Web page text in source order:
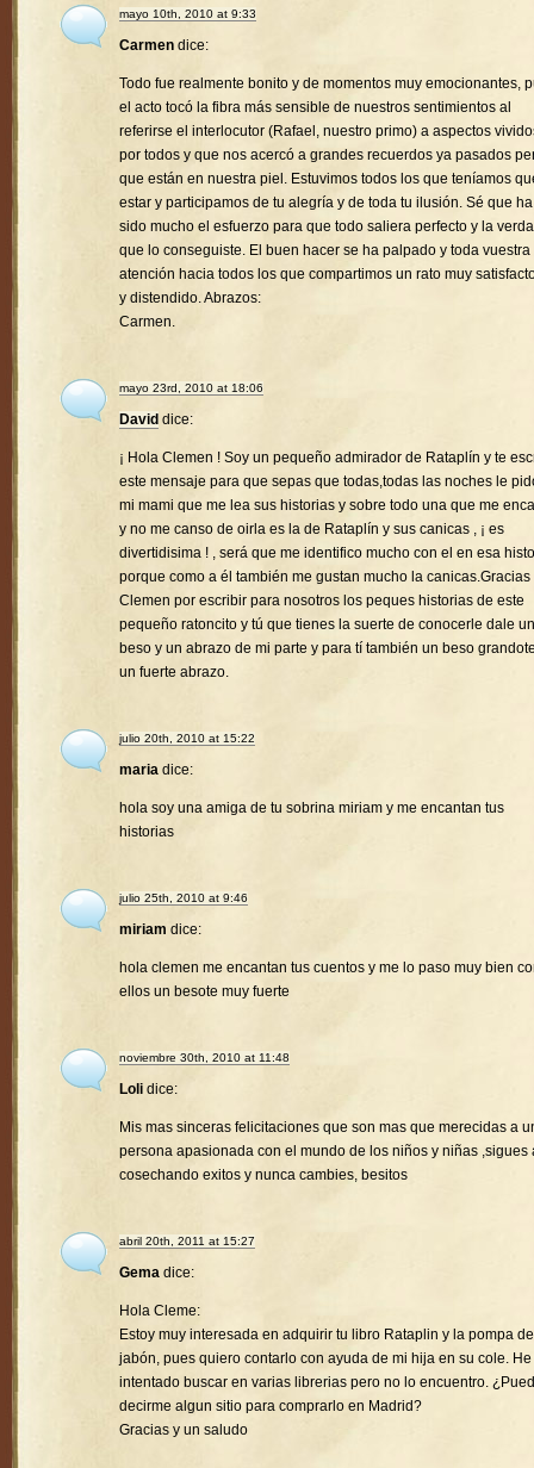
mayo 10th, 2010 at 9:33
Carmen dice:
Todo fue realmente bonito y de momentos muy emocionantes,
el acto tocó la fibra más sensible de nuestros sentimientos al
referirse el interlocutor (Rafael, nuestro primo) a aspectos
por todos y que nos acercó a grandes recuerdos ya pasados
que están en nuestra piel. Estuvimos todos los que teníamos
estar y participamos de tu alegría y de toda tu ilusión. Sé que ha
sido mucho el esfuerzo para que todo saliera perfecto y la
que lo conseguiste. El buen hacer se ha palpado y toda vuestra
atención hacia todos los que compartimos un rato muy
y distendido. Abrazos:
Carmen.
mayo 23rd, 2010 at 18:06
David dice:
¡ Hola Clemen ! Soy un pequeño admirador de Rataplín y te
este mensaje para que sepas que todas,todas las noches le
mi mami que me lea sus historias y sobre todo una que me
y no me canso de oirla es la de Rataplín y sus canicas , ¡ es
divertidisima ! , será que me identifico mucho con el en esa
porque como a él también me gustan mucho la canicas.Gracias
Clemen por escribir para nosotros los peques historias de este
pequeño ratoncito y tú que tienes la suerte de conocerle dale un
beso y un abrazo de mi parte y para tí también un beso
un fuerte abrazo.
julio 20th, 2010 at 15:22
maria dice:
hola soy una amiga de tu sobrina miriam y me encantan tus
historias
julio 25th, 2010 at 9:46
miriam dice:
hola clemen me encantan tus cuentos y me lo paso muy bien
ellos un besote muy fuerte
noviembre 30th, 2010 at 11:48
Loli dice:
Mis mas sinceras felicitaciones que son mas que merecidas a
persona apasionada con el mundo de los niños y niñas ,sigues
cosechando exitos y nunca cambies, besitos
abril 20th, 2011 at 15:27
Gema dice:
Hola Cleme:
Estoy muy interesada en adquirir tu libro Rataplin y la pompa de
jabón, pues quiero contarlo con ayuda de mi hija en su cole. He
intentado buscar en varias librerias pero no lo encuentro.
decirme algun sitio para comprarlo en Madrid?
Gracias y un saludo